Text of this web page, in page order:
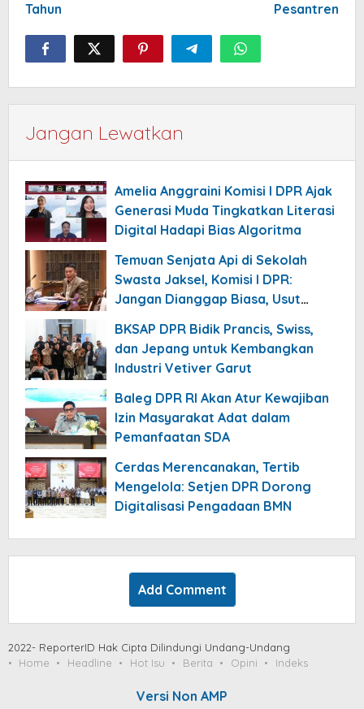
Tahun
Pesantren
Jangan Lewatkan
Amelia Anggraini Komisi I DPR Ajak
Generasi Muda Tingkatkan Literasi
Digital Hadapi Bias Algoritma
Temuan Senjata Api di Sekolah
Swasta Jaksel, Komisi I DPR:
Jangan Dianggap Biasa, Usut
BKSAP DPR Bidik Prancis, Swiss,
dan Jepang untuk Kembangkan
Industri Vetiver Garut
Baleg DPR RI Akan Atur Kewajiban
Izin Masyarakat Adat dalam
Pemanfaatan SDA
Cerdas Merencanakan, Tertib
Mengelola: Setjen DPR Dorong
Digitalisasi Pengadaan BMN
Add Comment
2022- ReporterID Hak Cipta Dilindungi Undang-Undang
Home
Headline Hot Isu Berita Opini Indeks
Versi Non AMP